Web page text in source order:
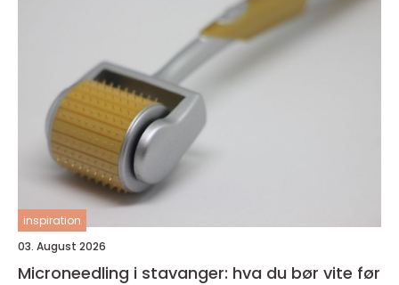
inspiration
03. August 2026
Microneedling i stavanger: hva du bør vite før